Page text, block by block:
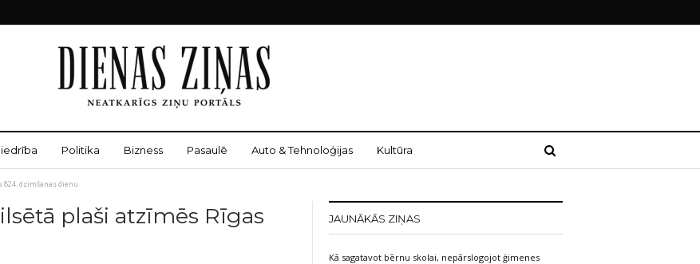
Politika Bizness Pasaulē Auto & Tehnoloģijas Kultūra
824. dzimšanas dienu
plaši atzīmēs Rīgas
JAUNĀKĀS ZIŅAS
Kā sagatavot bērnu skolai, nepārslogojot ģimenes